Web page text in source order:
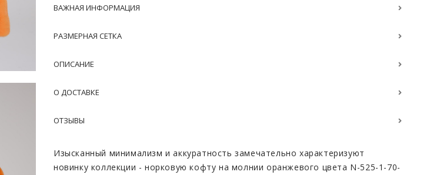
ВАЖНАЯ ИНФОРМАЦИЯ
РАЗМЕРНАЯ СЕТКА
ОПИСАНИЕ
О ДОСТАВКЕ
ОТЗЫВЫ
Изысканный минимализм и аккуратность замечательно характеризуют
новинку коллекции - норковую кофту на молнии оранжевого цвета N-525-1-70-